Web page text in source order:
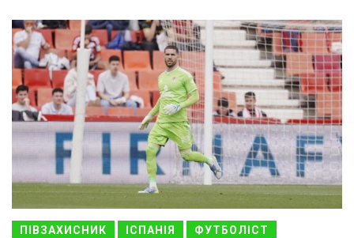
ПІВЗАХИСНИК ІСПАНІЯ ФУТБОЛІСТ